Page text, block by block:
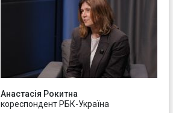
Анастасія Рокитна
кореспондент РБК-Україна